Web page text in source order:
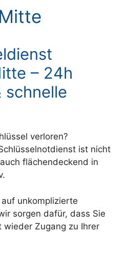
– 24h
schnelle
verloren?
ist nicht
flächendeckend in
unkomplizierte
sorgen dafür, dass Sie
wieder Zugang zu Ihrer